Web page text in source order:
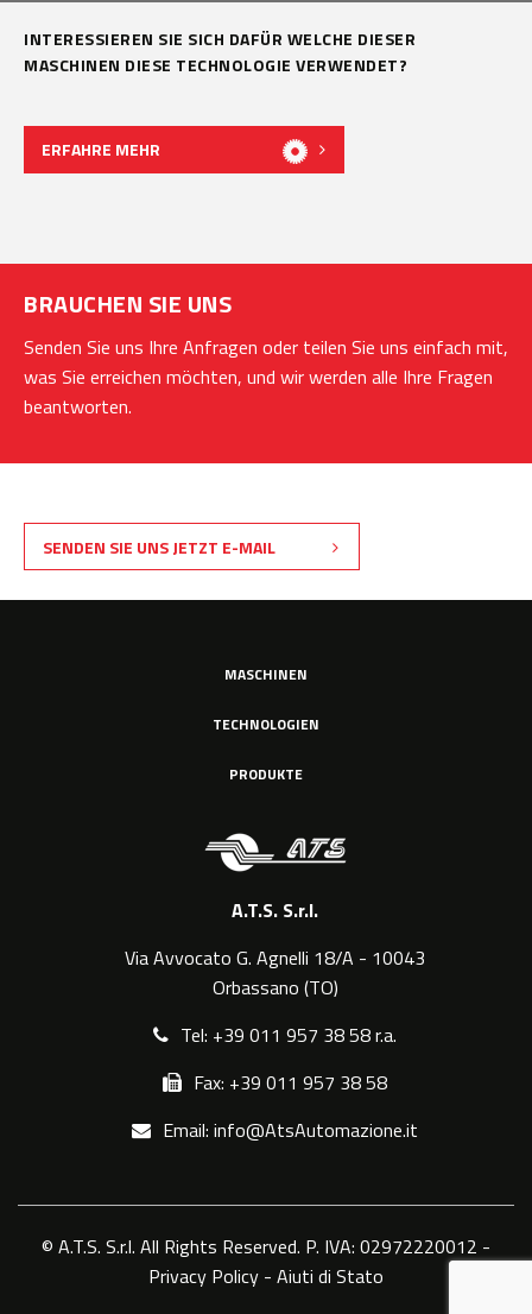
INTERESSIEREN SIE SICH DAFÜR WELCHE DIESER
MASCHINEN DIESE TECHNOLOGIE VERWENDET?
ERFAHRE MEHR
BRAUCHEN SIE UNS
Senden Sie uns Ihre Anfragen oder teilen Sie uns einfach mit,
was Sie erreichen möchten, und wir werden alle Ihre Fragen
beantworten.
SENDEN SIE UNS JETZT E-MAIL
MASCHINEN
TECHNOLOGIEN
PRODUKTE
A.T.S. S.r.l.
Via Avvocato G. Agnelli 18/A - 10043
Orbassano (TO)
Tel: +39 011 957 38 58 r.a.
Fax: +39 011 957 38 58
Email: info@AtsAutomazione.it
© A.T.S. S.r.l. All Rights Reserved. P. IVA: 02972220012 -
Privacy Policy - Aiuti di Stato